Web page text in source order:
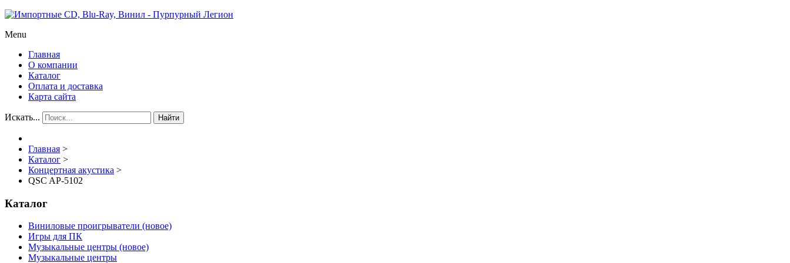
Menu
Главная
О компании
Каталог
Оплата и доставка
Карта сайта
Искать... Найти
Главная >
Каталог >
Концертная акустика >
QSC AP-5102
Каталог
Виниловые проигрыватели (новое)
Игры для ПК
Музыкальные центры (новое)
Музыкальные центры